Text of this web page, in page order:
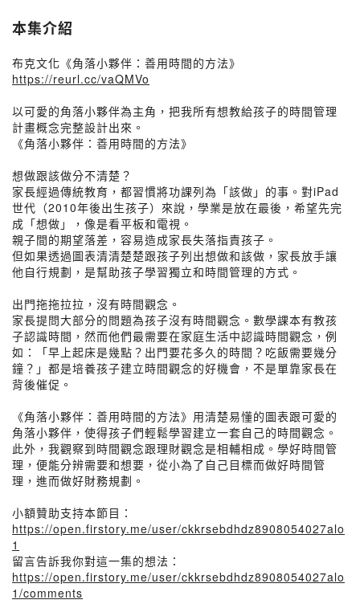
本集介紹
布克文化《角落小夥伴：善用時間的方法》
https://reurl.cc/vaQMVo
以可愛的角落小夥伴為主角，把我所有想教給孩子的時間管理
計畫概念完整設計出來。
《角落小夥伴：善用時間的方法》
想做跟該做分不清楚？
家長經過傳統教育，都習慣將功課列為「該做」的事。對iPad
世代（2010年後出生孩子）來說，學業是放在最後，希望先完
成「想做」，像是看平板和電視。
親子間的期望落差，容易造成家長失落指責孩子。
但如果透過圖表清清楚楚跟孩子列出想做和該做，家長放手讓
他自行規劃，是幫助孩子學習獨立和時間管理的方式。
出門拖拖拉拉，沒有時間觀念。
家長提問大部分的問題為孩子沒有時間觀念。數學課本有教孩
子認識時間，然而他們最需要在家庭生活中認識時間觀念，例
如：「早上起床是幾點？出門要花多久的時間？吃飯需要幾分
鐘？」都是培養孩子建立時間觀念的好機會，不是單靠家長在
背後催促。
《角落小夥伴：善用時間的方法》用清楚易懂的圖表跟可愛的
角落小夥伴，使得孩子們輕鬆學習建立一套自己的時間觀念。
此外，我觀察到時間觀念跟理財觀念是相輔相成。學好時間管
理，便能分辨需要和想要，從小為了自己目標而做好時間管
理，進而做好財務規劃。
小額贊助支持本節目：
https://open.firstory.me/user/ckkrsebdhdz8908054027alo
1
留言告訴我你對這一集的想法：
https://open.firstory.me/user/ckkrsebdhdz8908054027alo
1/comments